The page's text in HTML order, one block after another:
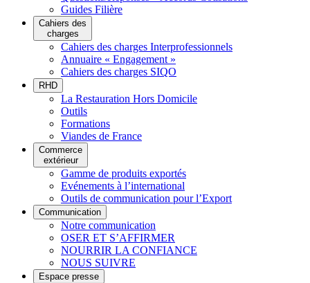
Guides Filière
Cahiers des
charges
Cahiers des charges Interprofessionnels
Annuaire « Engagement »
Cahiers des charges SIQO
RHD
La Restauration Hors Domicile
Outils
Formations
Viandes de France
Commerce
extérieur
Gamme de produits exportés
Evénements à l’international
Outils de communication pour l’Export
Communication
Notre communication
OSER ET S’AFFIRMER
NOURRIR LA CONFIANCE
NOUS SUIVRE
Espace presse